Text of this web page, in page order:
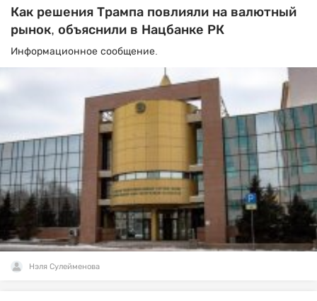
Как решения Трампа повлияли на валютный
рынок, объяснили в Нацбанке РК
Информационное сообщение.
Нэля Сулейменова